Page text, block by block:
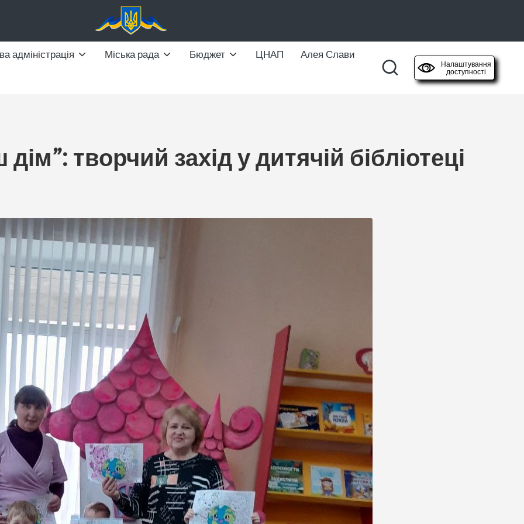
адміністрація Міська рада Бюджет ЦНАП Алея Слави
Налаштування
доступності
творчий захід у дитячій бібліотеці